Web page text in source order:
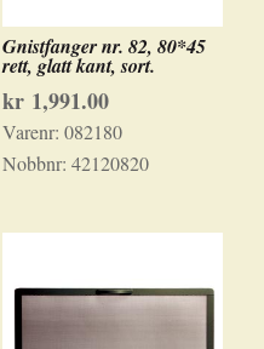
Gnistfanger nr. 82, 80*45
rett, glatt kant, sort.
kr1,991.00
Varenr: 082180
Nobbnr: 42120820